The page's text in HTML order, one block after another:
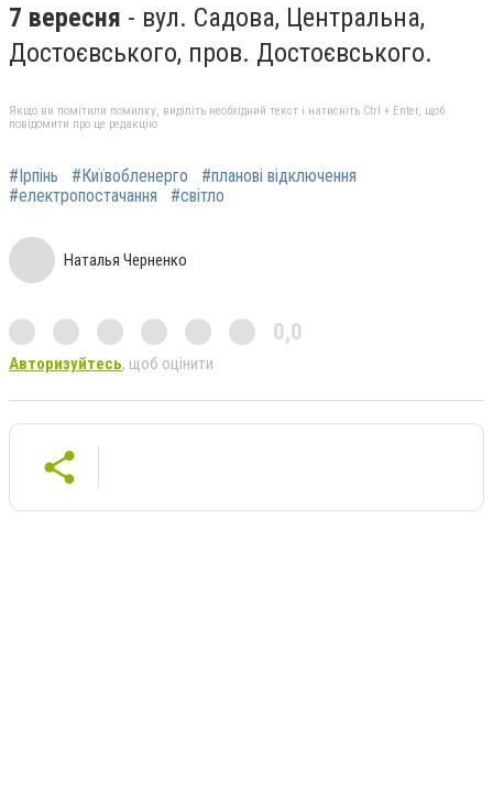
7 вересня - вул. Садова, Центральна,
Достоєвського, пров. Достоєвського.
Якщо ви помітили помилку, виділіть необхідний текст і натисніть Ctrl + Enter, щоб
повідомити про це редакцію
#Ірпінь #Київобленерго
#планові відключення
#електропостачання
#світло
Наталья Черненко
0,0
Авторизуйтесь, щоб оцінити